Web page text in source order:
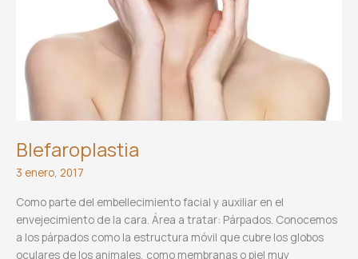
Blefaroplastia
3 enero, 2017
Como parte del embellecimiento facial y auxiliar en el
envejecimiento de la cara. Área a tratar: Párpados. Conocemos
a los párpados como la estructura móvil que cubre los globos
oculares de los animales, como membranas o piel muy